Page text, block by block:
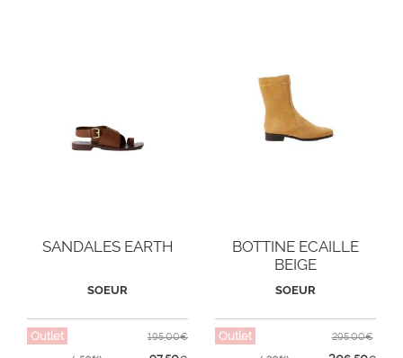
SANDALES EARTH
SOEUR
Outlet 195,00€
BOTTINE ECAILLE
BEIGE
SOEUR
Outlet 295,00€